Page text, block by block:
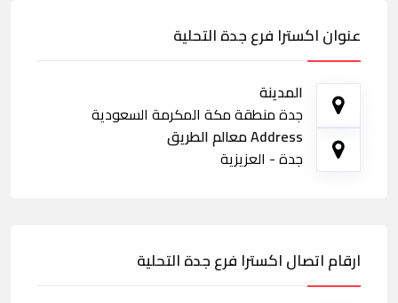
عنوان اكسترا فرع جدة التحلية
المدينة
جدة منطقة مكة المكرمة السعودية
Address معالم الطريق
جدة - العزيزية
ارقام اتصال اكسترا فرع جدة التحلية